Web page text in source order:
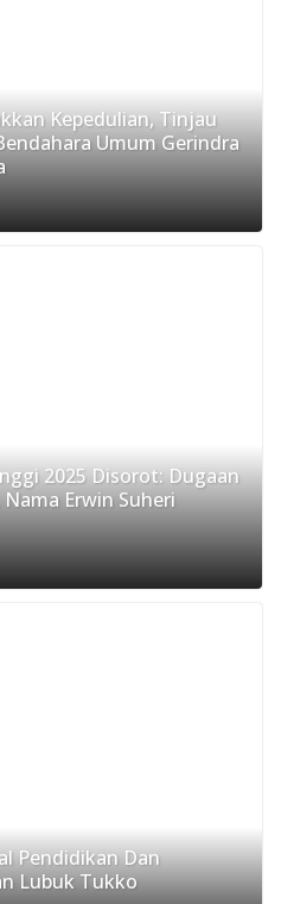
Kepedulian, Tinjau
Umum Gerindra
2025 Disorot: Dugaan
Erwin Suheri
Pendidikan Dan
Lubuk Tukko